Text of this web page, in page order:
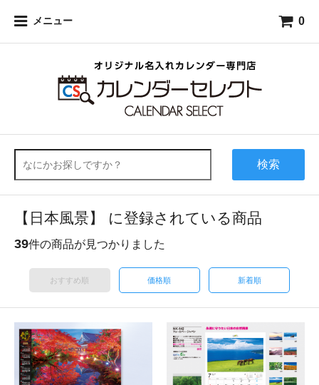
メニュー 0
検索
【日本風景】 に登録されている商品
39件の商品が見つかりました
おすすめ順 価格順 新着順